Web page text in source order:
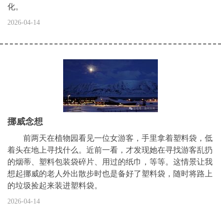
化。
2026-04-14
挪威念想
前两天在植物园看见一位女游客，手里拿着塑料袋，低
着头在地上寻找什么。近前一看，才发现她在寻找游客乱扔
的烟蒂、塑料包装袋碎片、用过的纸巾，等等。这情景让我
想起挪威的老人外出散步时也是备好了塑料袋，随时将路上
的垃圾捡起来装进塑料袋。
2026-04-14